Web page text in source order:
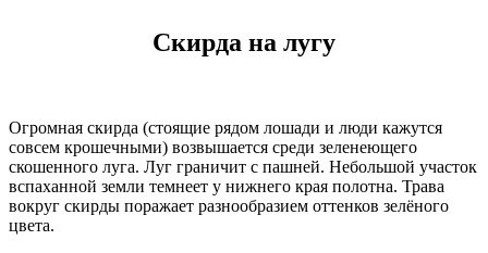
Скирда на лугу
Огромная скирда (стоящие рядом лошади и люди кажутся
совсем крошечными) возвышается среди зеленеющего
скошенного луга. Луг граничит с пашней. Небольшой участок
вспаханной земли темнеет у нижнего края полотна. Трава
вокруг скирды поражает разнообразием оттенков зелёного
цвета.